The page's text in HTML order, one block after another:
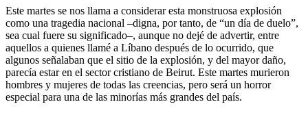
Este martes se nos llama a considerar esta monstruosa explosión
como una tragedia nacional –digna, por tanto, de “un día de duelo”,
sea cual fuere su significado–, aunque no dejé de advertir, entre
aquellos a quienes llamé a Líbano después de lo ocurrido, que
algunos señalaban que el sitio de la explosión, y del mayor daño,
parecía estar en el sector cristiano de Beirut. Este martes murieron
hombres y mujeres de todas las creencias, pero será un horror
especial para una de las minorías más grandes del país.